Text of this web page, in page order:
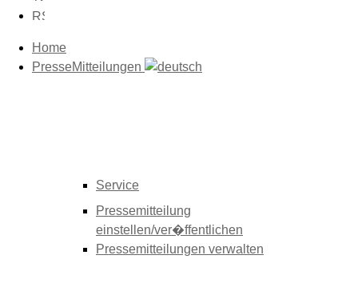
Home
PresseMitteilungen
Service
Pressemitteilung
einstellen/ver�ffentlichen
Pressemitteilungen verwalten